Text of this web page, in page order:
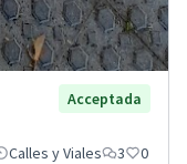
Acceptada
Calles y Viales 3 0